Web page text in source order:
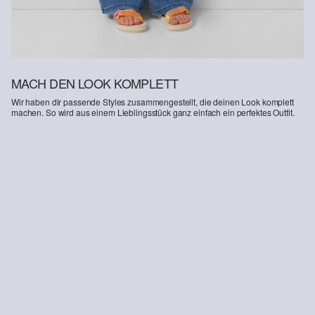
MACH DEN LOOK KOMPLETT
Wir haben dir passende Styles zusammengestellt, die deinen Look komplett
machen. So wird aus einem Lieblingsstück ganz einfach ein perfektes Outfit.